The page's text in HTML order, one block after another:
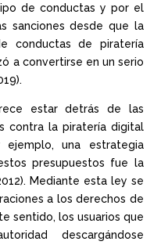
de conductas y por el
sanciones desde que la
conductas de piratería
a convertirse en un serio
estar detrás de las
contra la piratería digital
una estrategia
presupuestos fue la
Mediante esta ley se
a los derechos de
sentido, los usuarios que
descargándose